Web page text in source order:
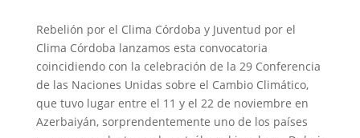
Rebelión por el Clima Córdoba y Juventud por el
Clima Córdoba lanzamos esta convocatoria
coincidiendo con la celebración de la 29 Conferencia
de las Naciones Unidas sobre el Cambio Climático,
que tuvo lugar entre el 11 y el 22 de noviembre en
Azerbaiyán, sorprendentemente uno de los países